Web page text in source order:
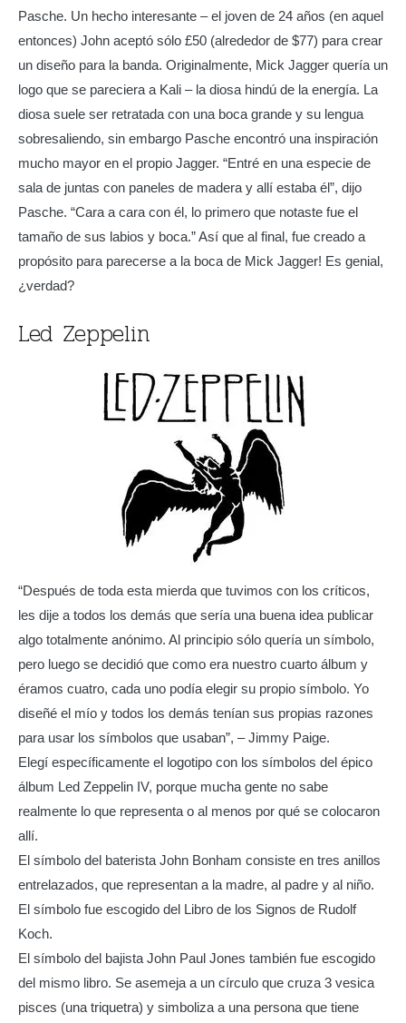
Pasche. Un hecho interesante – el joven de 24 años (en aquel
entonces) John aceptó sólo £50 (alrededor de $77) para crear
un diseño para la banda. Originalmente, Mick Jagger quería un
logo que se pareciera a Kali – la diosa hindú de la energía. La
diosa suele ser retratada con una boca grande y su lengua
sobresaliendo, sin embargo Pasche encontró una inspiración
mucho mayor en el propio Jagger. “Entré en una especie de
sala de juntas con paneles de madera y allí estaba él”, dijo
Pasche. “Cara a cara con él, lo primero que notaste fue el
tamaño de sus labios y boca.” Así que al final, fue creado a
propósito para parecerse a la boca de Mick Jagger! Es genial,
¿verdad?
Led Zeppelin
“Después de toda esta mierda que tuvimos con los críticos,
les dije a todos los demás que sería una buena idea publicar
algo totalmente anónimo. Al principio sólo quería un símbolo,
pero luego se decidió que como era nuestro cuarto álbum y
éramos cuatro, cada uno podía elegir su propio símbolo. Yo
diseñé el mío y todos los demás tenían sus propias razones
para usar los símbolos que usaban”, – Jimmy Paige.
Elegí específicamente el logotipo con los símbolos del épico
álbum Led Zeppelin IV, porque mucha gente no sabe
realmente lo que representa o al menos por qué se colocaron
allí.
El símbolo del baterista John Bonham consiste en tres anillos
entrelazados, que representan a la madre, al padre y al niño.
El símbolo fue escogido del Libro de los Signos de Rudolf
Koch.
El símbolo del bajista John Paul Jones también fue escogido
del mismo libro. Se asemeja a un círculo que cruza 3 vesica
pisces (una triquetra) y simboliza a una persona que tiene